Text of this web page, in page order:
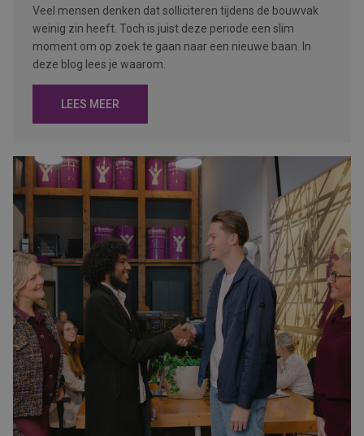
Veel mensen denken dat solliciteren tijdens de bouwvak
weinig zin heeft. Toch is juist deze periode een slim
moment om op zoek te gaan naar een nieuwe baan. In
deze blog lees je waarom.
LEES MEER